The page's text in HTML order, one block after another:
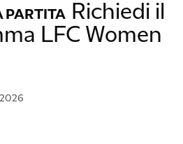
PARTITA Richiedi il
LFC Women
2026